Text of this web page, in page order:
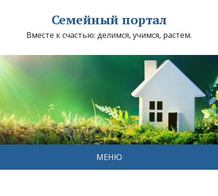
Семейный портал
Вместе к счастью: делимся, учимся, растем.
МЕНЮ